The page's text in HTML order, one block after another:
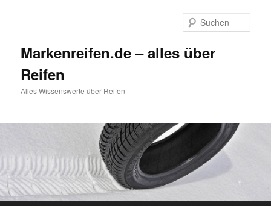
Markenreifen.de – alles über
Reifen
Alles Wissenswerte über Reifen